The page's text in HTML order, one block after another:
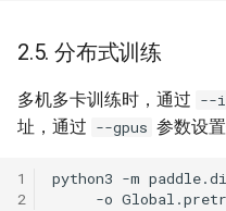
2.5. 分布式训练
多机多卡训练时，通过 --
址，通过 --gpus 参数设
1
2
python3 -m
-o